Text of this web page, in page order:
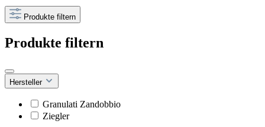
Produkte filtern
Produkte filtern
Hersteller
Granulati Zandobbio
Ziegler